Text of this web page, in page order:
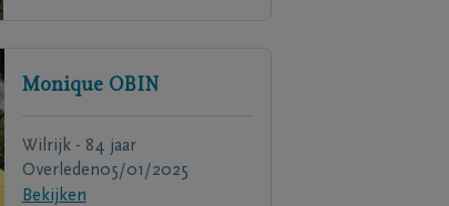
Monique OBIN
Wilrijk - 84 jaar
Overleden05/01/2025
Bekijken